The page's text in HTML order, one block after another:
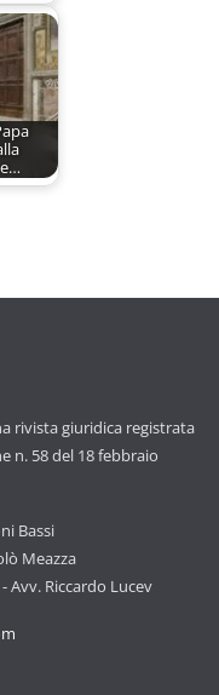
rivista giuridica registrata
n. 58 del 18 febbraio
Bassi
Meazza
Avv. Riccardo Lucev